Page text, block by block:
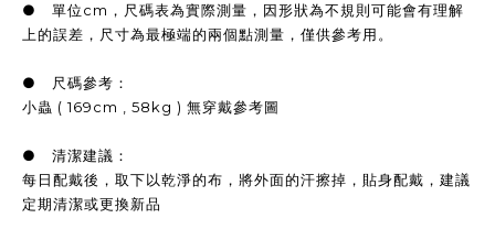
● 單位cm，尺碼表為實際測量，因形狀為不規則可能會有理解
上的誤差，尺寸為最極端的兩個點測量，僅供參考用。
● 尺碼參考：
小蟲 ( 169cm , 58kg ) 無穿戴參考圖
● 清潔建議：
每日配戴後，取下以乾淨的布，將外面的汗擦掉，貼身配戴，建議
定期清潔或更換新品